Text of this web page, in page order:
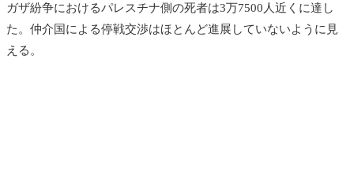
ガザ紛争におけるパレスチナ側の死者は3万7500人近くに達し
た。仲介国による停戦交渉はほとんど進展していないように見
える。